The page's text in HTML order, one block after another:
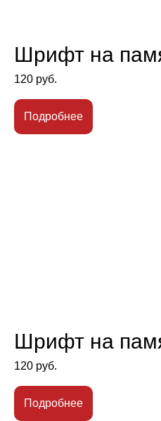
Шрифт на
120 руб.
Подробнее
Шрифт на
120 руб.
Подробнее